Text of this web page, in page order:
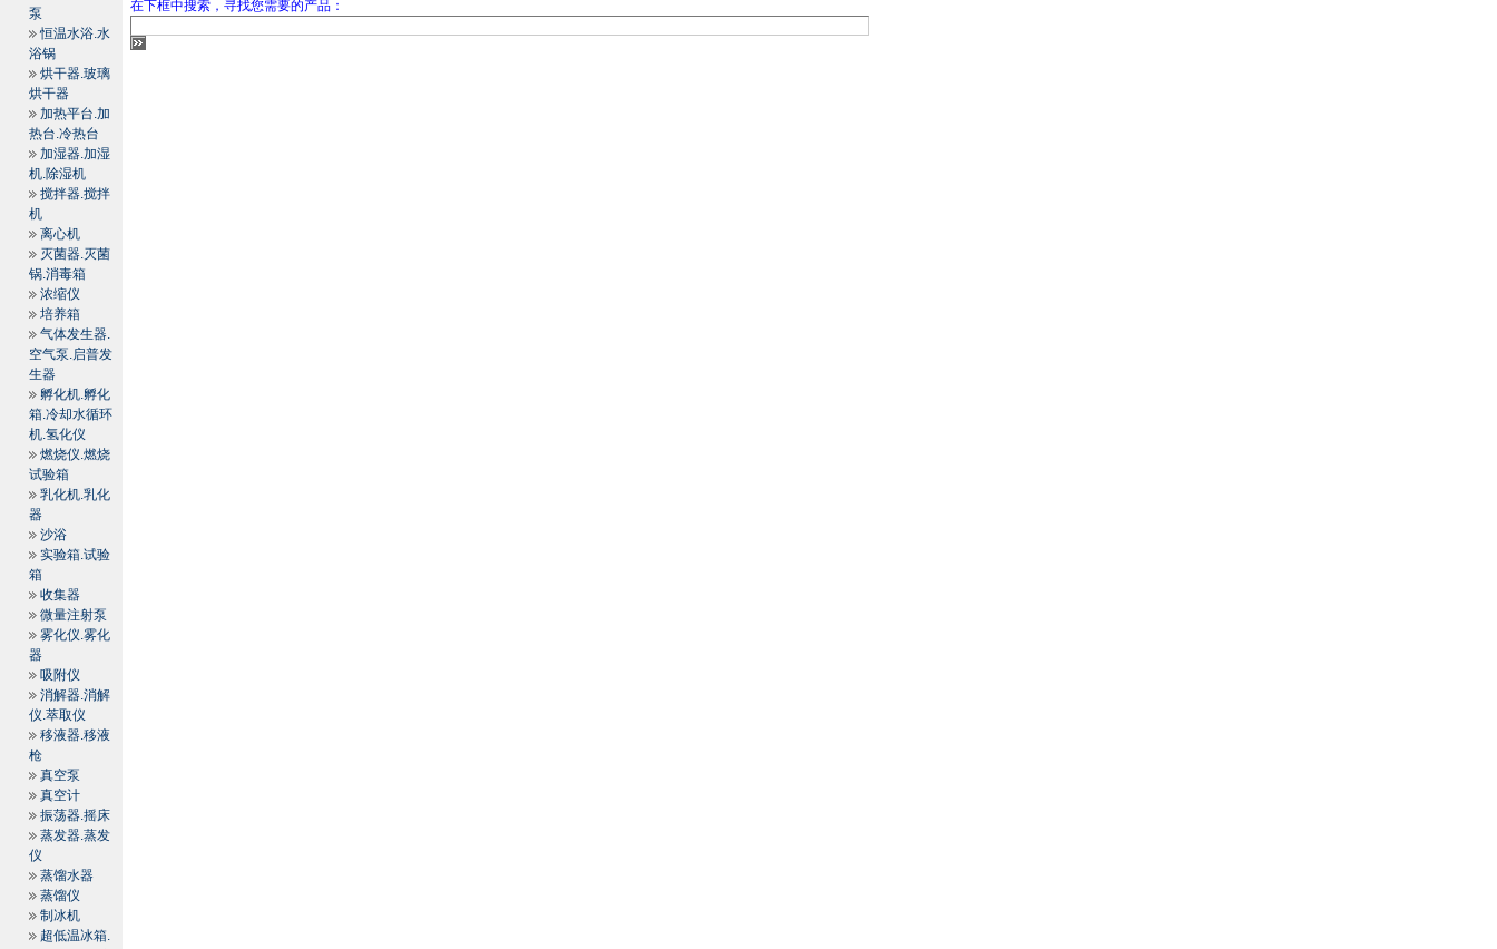
泵
恒温水浴.水
浴锅
烘干器.玻璃
烘干器
加热平台.加
热台.冷热台
加湿器.加湿
机.除湿机
搅拌器.搅拌
机
离心机
灭菌器.灭菌
锅.消毒箱
浓缩仪
培养箱
气体发生器.
空气泵.启普发
生器
孵化机.孵化
箱.冷却水循环
机.氢化仪
燃烧仪.燃烧
试验箱
乳化机.乳化
器
沙浴
实验箱.试验
箱
收集器
微量注射泵
雾化仪.雾化
器
吸附仪
消解器.消解
仪.萃取仪
移液器.移液
枪
真空泵
真空计
振荡器.摇床
蒸发器.蒸发
仪
蒸馏水器
蒸馏仪
制冰机
超低温冰箱.
在下框中搜索，寻找您需要的产品：